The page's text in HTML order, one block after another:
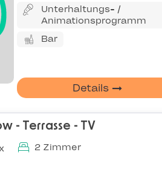
Unterhaltungs- /
Animationsprogramm
Bar
Details
- Terrasse - TV
2 Zimmer